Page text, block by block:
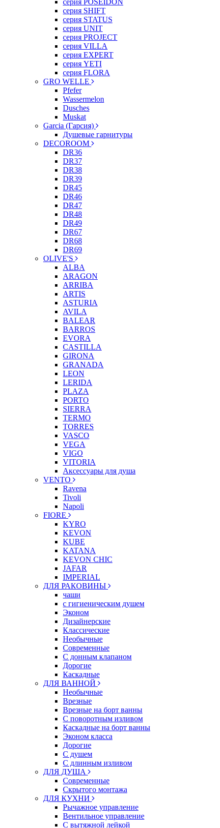
серия POSEIDON
серия SHIFT
серия STATUS
серия UNIT
серия PROJECT
серия VILLA
серия EXPERT
серия YETI
серия FLORA
GRO WELLE
Pfefer
Wassermelon
Dusсhes
Muskat
Garcia (Гарсия)
Душевые гарнитуры
DECOROOM
DR36
DR37
DR38
DR39
DR45
DR46
DR47
DR48
DR49
DR67
DR68
DR69
OLIVE'S
ALBA
ARAGON
ARRIBA
ARTIS
ASTURIA
AVILA
BALEAR
BARROS
EVORA
CASTILLA
GIRONA
GRANADA
LEON
LERIDA
PLAZA
PORTO
SIERRA
TERMO
TORRES
VASCO
VEGA
VIGO
VITORIA
Аксессуары для душа
VENTO
Ravena
Tivoli
Napoli
FIORE
KYRO
KEVON
KUBE
KATANA
KEVON CHIC
JAFAR
IMPERIAL
ДЛЯ РАКОВИНЫ
чаши
с гигиеническим душем
Эконом
Дизайнерские
Классические
Необычные
Современные
С донным клапаном
Дорогие
Каскадные
ДЛЯ ВАННОЙ
Необычные
Врезные
Врезные на борт ванны
С поворотным изливом
Каскадные на борт ванны
Эконом класса
Дорогие
С душем
C длинным изливом
ДЛЯ ДУША
Современные
Скрытого монтажа
ДЛЯ КУХНИ
Рычажное управление
Вентильное управление
С вытяжной лейкой